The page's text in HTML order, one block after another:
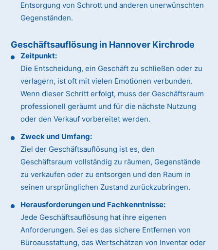
Entsorgung von Schrott und anderen unerwünschten
Gegenständen.
Geschäftsauflösung in Hannover Kirchrode
Zeitpunkt:
Die Entscheidung, ein Geschäft zu schließen oder zu
verlagern, ist oft mit vielen Emotionen verbunden.
Wenn dieser Schritt erfolgt, muss der Geschäftsraum
professionell geräumt und für die nächste Nutzung
oder den Verkauf vorbereitet werden.
Zweck und Umfang:
Ziel der Geschäftsauflösung ist es, den
Geschäftsraum vollständig zu räumen, Gegenstände
zu verkaufen oder zu entsorgen und den Raum in
seinen ursprünglichen Zustand zurückzubringen.
Herausforderungen und Fachkenntnisse:
Jede Geschäftsauflösung hat ihre eigenen
Anforderungen. Sei es das sichere Entfernen von
Büroausstattung, das Wertschätzen von Inventar oder